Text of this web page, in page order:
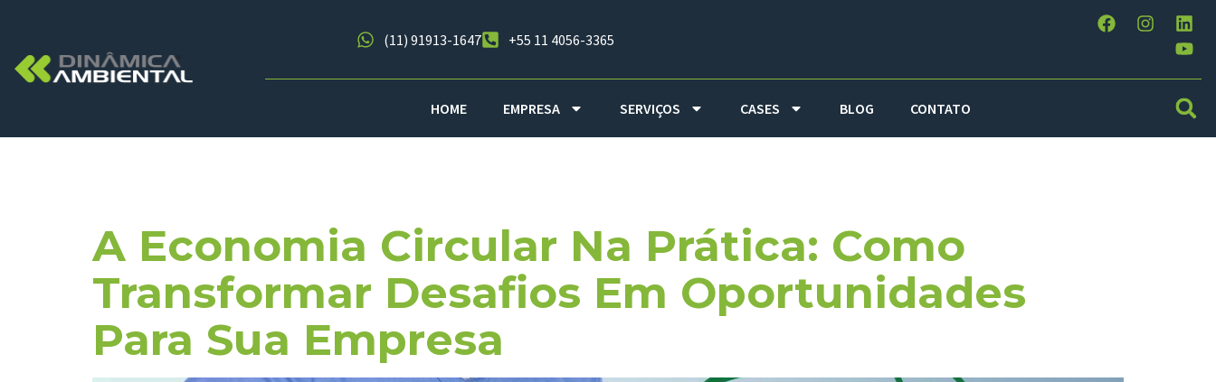
(11) 91913-1647 +55 11 4056-3365
HOME EMPRESA SERVIÇOS CASES BLOG CONTATO
A Economia Circular Na Prática: Como
Transformar Desafios Em Oportunidades
Para Sua Empresa